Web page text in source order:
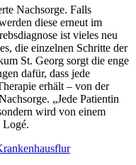
Nachsorge. Falls
diese erneut im
ist vieles neu
die einzelnen Schritte der
St. Georg sorgt die enge
dafür, dass jede
erhält – von der
„Jede Patientin
wird von einem
Logé.